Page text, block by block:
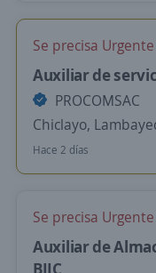
Se precisa Urgente
Auxiliar de
PROCOMSAC
Chiclayo,
Hace 2 días
Se precisa Urgente
Auxiliar de
BIIC